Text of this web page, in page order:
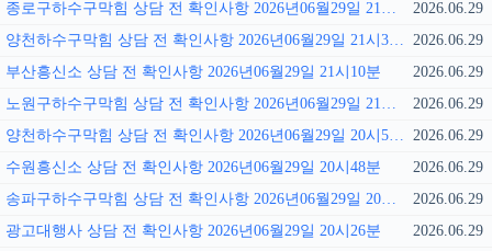
종로구하수구막힘 상담 전 확인사항 2026년06월29일 21시37분
2026.06.29
양천하수구막힘 상담 전 확인사항 2026년06월29일 21시31분 2026.06.29
부산흥신소 상담 전 확인사항 2026년06월29일 21시10분
2026.06.29
노원구하수구막힘 상담 전 확인사항 2026년06월29일 21시01분
2026.06.29
양천하수구막힘 상담 전 확인사항 2026년06월29일 20시56분 2026.06.29
수원흥신소 상담 전 확인사항 2026년06월29일 20시48분
2026.06.29
송파구하수구막힘 상담 전 확인사항 2026년06월29일 20시33분
2026.06.29
광고대행사 상담 전 확인사항 2026년06월29일 20시26분
2026.06.29